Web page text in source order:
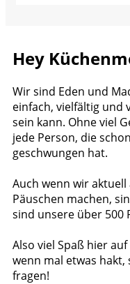
Hey
Wir sind Eden und
einfach, vielfältig und
sein kann. Ohne viel
jede Person, die
geschwungen hat.
Auch wenn wir
Päuschen machen,
sind unsere über 500
Also viel Spaß hier
wenn mal etwas hakt,
fragen!